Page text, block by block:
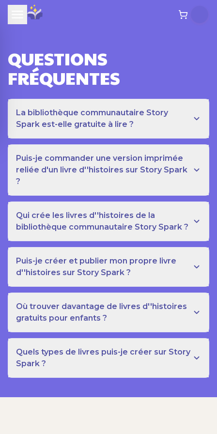
QUESTIONS
FRÉQUENTES
La bibliothèque communautaire Story
Spark est-elle gratuite à lire ?
Puis-je commander une version imprimée
reliée d'un livre d''histoires sur Story Spark
?
Qui crée les livres d''histoires de la
bibliothèque communautaire Story Spark ?
Puis-je créer et publier mon propre livre
d''histoires sur Story Spark ?
Où trouver davantage de livres d''histoires
gratuits pour enfants ?
Quels types de livres puis-je créer sur Story
Spark ?